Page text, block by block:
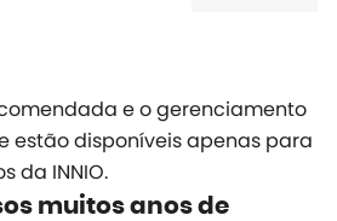
e o gerenciamento
estão disponíveis apenas para
da INNIO.
muitos anos de